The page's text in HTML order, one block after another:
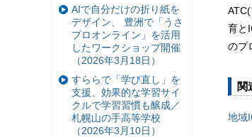
育と
のプ
関
地域
AIで自分だけの折り紙を
デザイン、 豊洲で「うさ
プロオンライン」を活用
したワークショップ開催
（2026年3月18日）
すららで「学び直し」を
支援、効果的な学習サイ
クルで学習習慣も醸成／
札幌山の手高等学校
（2026年3月10日）